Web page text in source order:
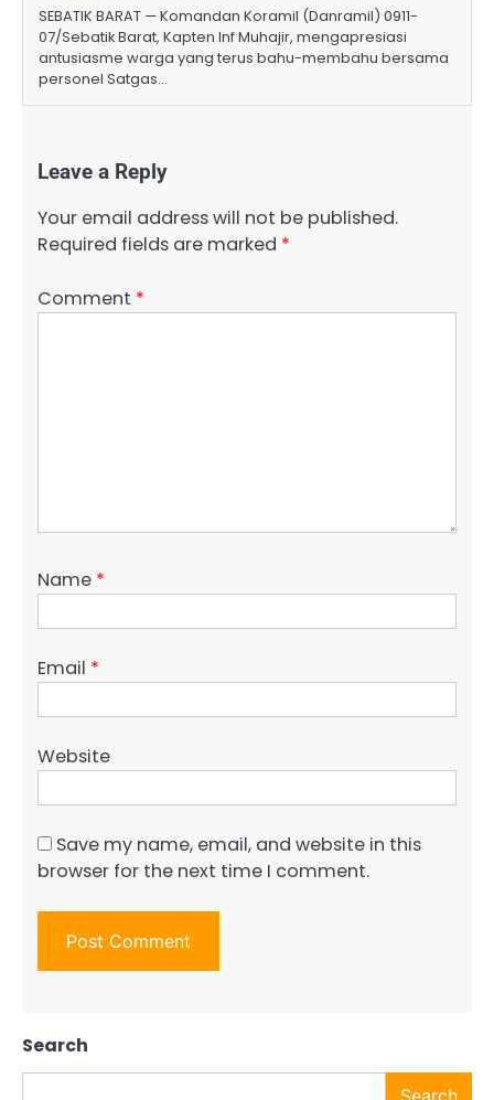
SEBATIK BARAT — Komandan Koramil (Danramil) 0911-
07/Sebatik Barat, Kapten Inf Muhajir, mengapresiasi
antusiasme warga yang terus bahu-membahu bersama
personel Satgas…
Leave a Reply
Your email address will not be published.
Required fields are marked *
Comment *
Name *
Email *
Website
Save my name, email, and website in this
browser for the next time I comment.
Search